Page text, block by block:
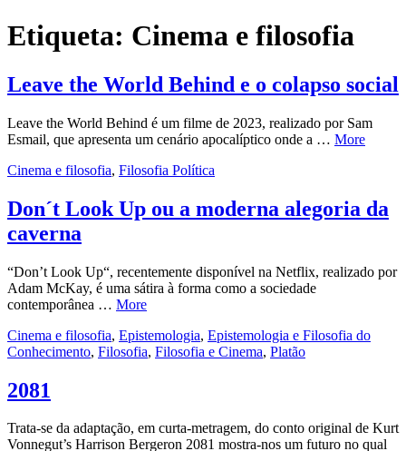
Etiqueta: Cinema e filosofia
Leave the World Behind e o colapso social
Leave the World Behind é um filme de 2023, realizado por Sam
Esmail, que apresenta um cenário apocalíptico onde a … More
Cinema e filosofia, Filosofia Política
Don´t Look Up ou a moderna alegoria da
caverna
“Don’t Look Up“, recentemente disponível na Netflix, realizado por
Adam McKay, é uma sátira à forma como a sociedade
contemporânea … More
Cinema e filosofia, Epistemologia, Epistemologia e Filosofia do
Conhecimento, Filosofia, Filosofia e Cinema, Platão
2081
Trata-se da adaptação, em curta-metragem, do conto original de Kurt
Vonnegut’s Harrison Bergeron 2081 mostra-nos um futuro no qual